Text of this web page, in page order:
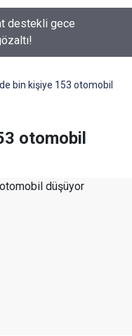
kaç milyon Kürt
bin kişiye 153 otomobil
otomobil